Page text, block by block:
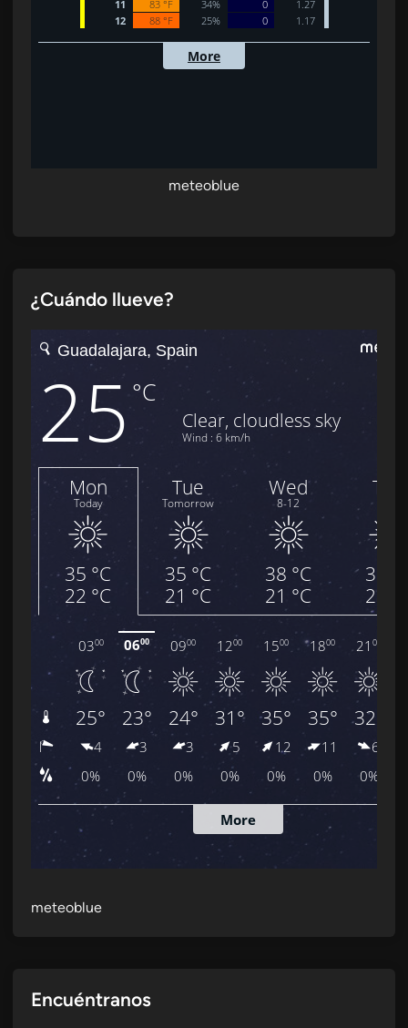
meteoblue
¿Cuándo llueve?
meteoblue
Encuéntranos